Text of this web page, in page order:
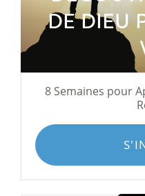
DE DIEU
8 Semaines pour